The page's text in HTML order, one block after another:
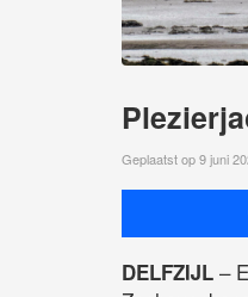
Geplaatst op 9 juni
DELFZIJL –